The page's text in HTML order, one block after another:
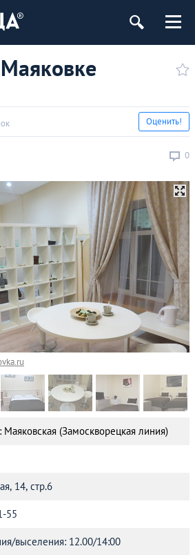
0
Оценить!
Маяковская (Замоскворецкая линия)
14, стр.6
55
выселения: 12.00/14:00